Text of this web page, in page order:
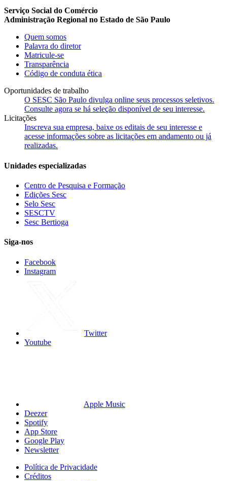
Serviço Social do Comércio
Administração Regional no Estado de São Paulo
Quem somos
Palavra do diretor
Matricule-se
Transparência
Código de conduta ética
Oportunidades de trabalho
O SESC São Paulo divulga online seus processos seletivos.
Consulte agora se há seleção disponível de seu interesse.
Licitações
Inscreva sua empresa, baixe os editais de seu interesse e
acesse informações sobre as licitações em andamento ou já
realizadas.
Unidades especializadas
Centro de Pesquisa e Formação
Edições Sesc
Selo Sesc
SESCTV
Sesc Bertioga
Siga-nos
Facebook
Instagram
Twitter
Youtube
Apple Music
Deezer
Spotify
App Store
Google Play
Newsletter
Política de Privacidade
Créditos